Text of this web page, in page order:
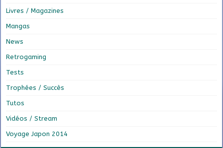
Livres / Magazines
Mangas
News
Retrogaming
Tests
Trophées / Succès
Tutos
Vidéos / Stream
Voyage Japon 2014